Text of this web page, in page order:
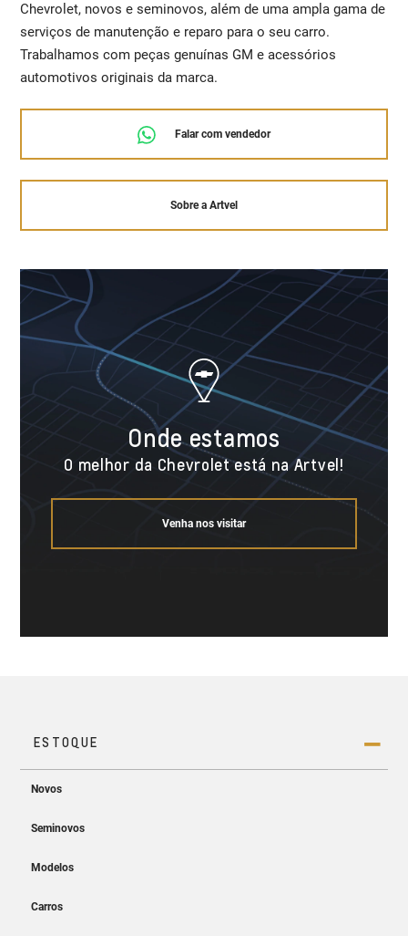
Chevrolet, novos e seminovos, além de uma ampla gama de
serviços de manutenção e reparo para o seu carro.
Trabalhamos com peças genuínas GM e acessórios
automotivos originais da marca.
Falar com vendedor
Sobre a Artvel
Onde estamos
O melhor da Chevrolet está na Artvel!
Venha nos visitar